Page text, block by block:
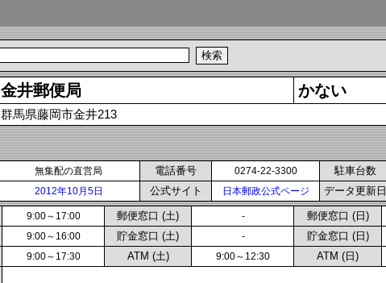
金井郵便局 かない
群馬県藤岡市金井213
無集配の直営局 電話番号 0274-22-3300 駐車台数
2012年10月5日 公式サイト 日本郵政公式ページ データ更新日
9:00～17:00 郵便窓口 (土) - 郵便窓口 (日)
9:00～16:00 貯金窓口 (土) - 貯金窓口 (日)
9:00～17:30 ATM (土) 9:00～12:30 ATM (日)